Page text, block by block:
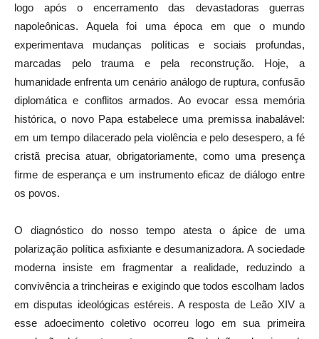
logo após o encerramento das devastadoras guerras
napoleônicas. Aquela foi uma época em que o mundo
experimentava mudanças políticas e sociais profundas,
marcadas pelo trauma e pela reconstrução. Hoje, a
humanidade enfrenta um cenário análogo de ruptura, confusão
diplomática e conflitos armados. Ao evocar essa memória
histórica, o novo Papa estabelece uma premissa inabalável:
em um tempo dilacerado pela violência e pelo desespero, a fé
cristã precisa atuar, obrigatoriamente, como uma presença
firme de esperança e um instrumento eficaz de diálogo entre
os povos.
O diagnóstico do nosso tempo atesta o ápice de uma
polarização política asfixiante e desumanizadora. A sociedade
moderna insiste em fragmentar a realidade, reduzindo a
convivência a trincheiras e exigindo que todos escolham lados
em disputas ideológicas estéreis. A resposta de Leão XIV a
esse adoecimento coletivo ocorreu logo em sua primeira